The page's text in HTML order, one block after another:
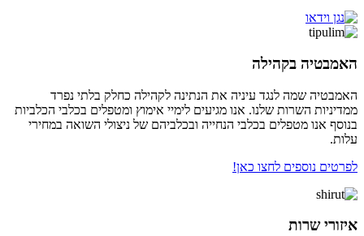
בקהילה
שמה לנגד עיניה את הנתינה לקהילה כחלק בלתי נפרד
השרות שלנו. אנו מגיעים לימיי אימוץ ומטפלים בכלבי הכלביות
אנו מטפלים בכלבי הנחייה ובכלביהם של ניצולי השואה במחירי
נוספים לחצו כאן!
שרות